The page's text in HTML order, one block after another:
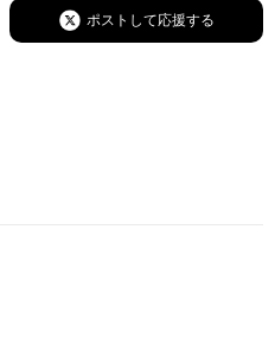
ポストして応援する